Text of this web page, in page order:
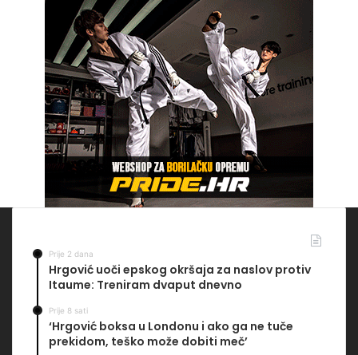
Prije 2 dana
Hrgović uoči epskog okršaja za naslov protiv
Itaume: Treniram dvaput dnevno
Prije 8 sati
‘Hrgović boksa u Londonu i ako ga ne tuče
prekidom, teško može dobiti meč’